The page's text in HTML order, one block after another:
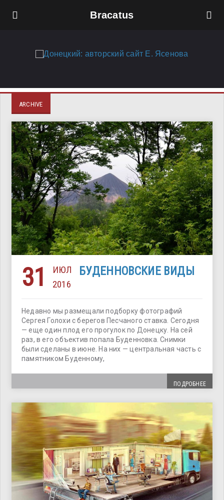
Bracatus
ARCHIVE
31
ИЮЛ
2016
БУДЕННОВСКИЕ ВИДЫ
Недавно мы размещали подборку фотографий
Сергея Голохи с берегов Песчаного ставка. Сегодня
— еще один плод его прогулок по Донецку. На сей
раз, в его объектив попала Буденновка. Снимки
были сделаны в июне. На них — центральная часть с
памятником Буденному,
ПОДРОБНЕЕ